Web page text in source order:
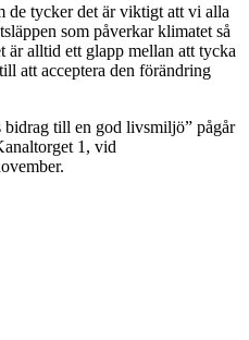
de tycker det är viktigt att vi alla
som påverkar klimatet så
är alltid ett glapp mellan att tycka
att acceptera den förändring
bidrag till en god livsmiljö” pågår
1, vid